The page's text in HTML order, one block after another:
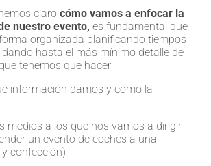
claro cómo vamos a enfocar la
nuestro evento, es fundamental que
organizada planificando tiempos
hasta el más mínimo detalle de
tenemos que hacer:
información damos y cómo la
medios a los que nos vamos a dirigir
un evento de coches a una
confección)